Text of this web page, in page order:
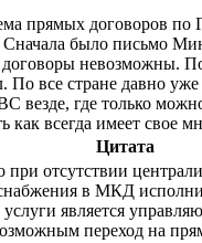
прямых договоров
Сначала было письмо
договоры невозможны.
По все стране давно
везде, где только
как всегда имеет свое
Цитата
при отсутствии
в МКД
является
переход на